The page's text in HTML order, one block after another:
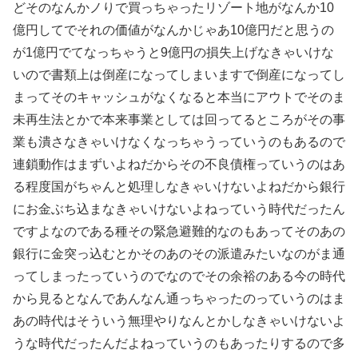
どそのなんかノりで買っちゃったリゾート地がなんか10
億円してでそれの価値がなんかじゃあ10億円だと思うの
が1億円でてなっちゃうと9億円の損失上げなきゃいけな
いので書類上は倒産になってしまいますで倒産になってし
まってそのキャッシュがなくなると本当にアウトでそのま
未再生法とかで本来事業としては回ってるところがその事
業も潰さなきゃいけなくなっちゃうっていうのもあるので
連鎖動作はまずいよねだからその不良債権っていうのはあ
る程度国がちゃんと処理しなきゃいけないよねだから銀行
にお金ぶち込まなきゃいけないよねっていう時代だったん
ですよなのである種その緊急避難的なのもあってそのあの
銀行に金突っ込むとかそのあのその派遣みたいなのがま通
ってしまったっていうのでなのでその余裕のある今の時代
から見るとなんであんなん通っちゃったのっていうのはま
あの時代はそういう無理やりなんとかしなきゃいけないよ
うな時代だったんだよねっていうのもあったりするので多